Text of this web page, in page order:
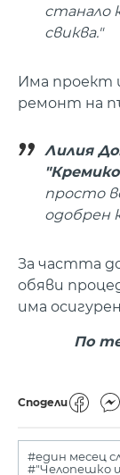
станало
свиква."
Има проект
ремонт на
Лилия
просто
одобрен
За частта
обяви
има
По
Сподели
#един месец
#"Челопешко